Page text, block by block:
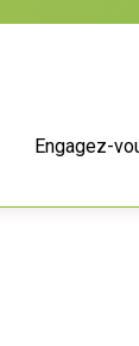
Engagez-